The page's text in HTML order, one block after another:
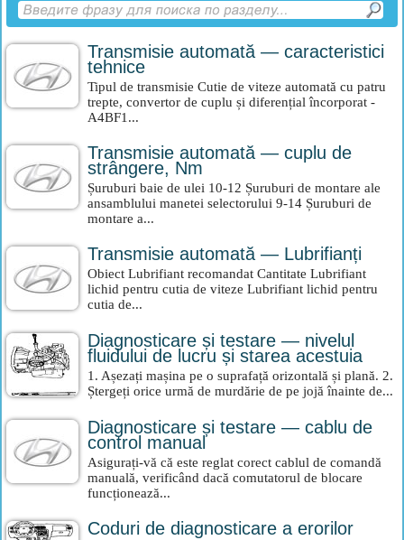
Transmisie automată — caracteristici
tehnice
Tipul de transmisie Cutie de viteze automată cu patru
trepte, convertor de cuplu și diferențial încorporat -
A4BF1...
Transmisie automată — cuplu de
strângere, Nm
Șuruburi baie de ulei 10-12 Șuruburi de montare ale
ansamblului manetei selectorului 9-14 Șuruburi de
montare a...
Transmisie automată — Lubrifianți
Obiect Lubrifiant recomandat Cantitate Lubrifiant
lichid pentru cutia de viteze Lubrifiant lichid pentru
cutia de...
Diagnosticare și testare — nivelul
fluidului de lucru și starea acestuia
1. Așezați mașina pe o suprafață orizontală și plană. 2.
Ștergeți orice urmă de murdărie de pe jojă înainte de...
Diagnosticare și testare — cablu de
control manual
Asigurați-vă că este reglat corect cablul de comandă
manuală, verificând dacă comutatorul de blocare
funcționează...
Coduri de diagnosticare a erorilor